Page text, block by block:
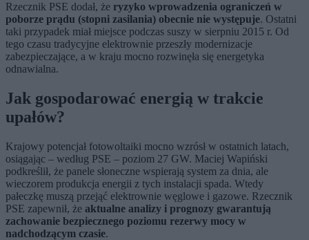
Rzecznik PSE dodał, że ryzyko wprowadzenia ograniczeń w
poborze prądu (stopni zasilania) obecnie nie występuje. Ostatni
taki przypadek miał miejsce podczas suszy w sierpniu 2015 r. Od
tego czasu tradycyjne elektrownie przeszły modernizacje
zabezpieczające, a w kraju mocno rozwinęła się energetyka
odnawialna.
Jak gospodarować energią w trakcie
upałów?
Krajowy potencjał fotowoltaiki mocno wzrósł w ostatnich latach,
osiągając – według PSE – poziom 27 GW. Maciej Wapiński
podkreślił, że panele słoneczne wspierają system za dnia, ale
wieczorem produkcja energii z tych instalacji spada. Wtedy
pałeczkę muszą przejąć elektrownie węglowe i gazowe. Rzecznik
PSE zapewnił, że aktualne analizy i prognozy gwarantują
zachowanie bezpiecznego poziomu rezerwy mocy w
nadchodzącym czasie.